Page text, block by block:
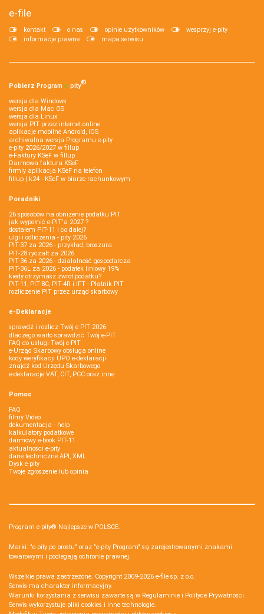
e-file
kontakt o nas opinie użytkowników
wesprzyj e-pity
informacje prawne
mapa serwisu
Pobierz Program e‑pity®
wersja dla Windows
wersja dla Mac OS
wersja dla Linux
wersja PIT przez internet online
aplikacje mobilne Android, iOS
archiwalna wersja Programu e-pity
e-pity 2026/2027 w fillup
e‑Faktury KSeF w fillup
Darmowa faktura KSeF
firmly aplikacja KSeF na telefon
fillup | k24 - KSeF w biurze rachunkowym
Poradniki
26 sposobów na obniżenie podatku PIT
jak wypełnić e-PIT'a 2027 ?
dostałem PIT-11 i co dalej?
ulgi i odliczenia - pity 2026
PIT-37 za 2026 - przykład, broszura
PIT-28 ryczałt za 2026
PIT-36 za 2026 - działalność gospodarcza
PIT-36L za 2026 - podatek liniowy 19%
kiedy otrzymasz zwrot podatku?
PIT-11, PIT-8C, PIT-4R i IFT - Płatnik PIT
rozliczenie PIT przez urząd skarbowy
e-Deklaracje
sprawdź i rozlicz Twój e PIT 2026
dlaczego warto sprawdzić Twój e-PIT
FAQ do usługi Twój e-PIT
e-Urząd Skarbowy obsługa online
kody weryfikacji UPO e-deklaracji
znajdź kod Urzędu Skarbowego
e-deklaracje VAT, CIT, PCC oraz inne
Pomoc
FAQ
filmy Video
dokumentacja - help
kalkulatory podatkowe
darmowy e-book PIT-11
aktualności e-pity
dane techniczne API, XML
Dysk e-pity
Twoje zgłoszenie lub opinia
Program e-pity® Najlepsze w POLSCE.
Marki: "e-pity po prostu" oraz "e-pity Program" są zarejestrowanymi znakami
towarowymi i podlegają ochronie prawnej.
Wszelkie prawa zastrzeżone. Copyright 2009-2026 e-file sp. z o.o.
Serwis ma charakter informacyjny.
Warunki korzystania z serwisu zawarte są w Regulaminie i Polityce Prywatności.
Serwis wykorzystuje pliki cookies i inne technologie.